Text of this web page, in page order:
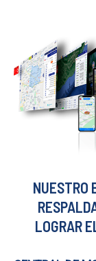
NUESTRO
LOGRAR